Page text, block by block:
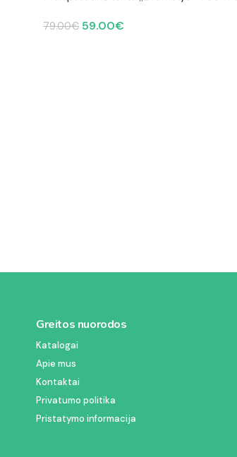
79.00€ 59.00€
Greitos nuorodos
Katalogai
Apie mus
Kontaktai
Privatumo politika
Pristatymo informacija